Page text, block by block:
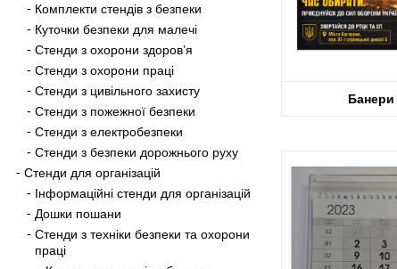
Комплекти стендів з безпеки
Куточки безпеки для малечі
Стенди з охорони здоров’я
Стенди з охорони праці
Стенди з цивільного захисту
Стенди з пожежної безпеки
Стенди з електробезпеки
Стенди з безпеки дорожнього руху
Стенди для організацій
Інформаційні стенди для організацій
Дошки пошани
Стенди з техніки безпеки та охорони
праці
Банери